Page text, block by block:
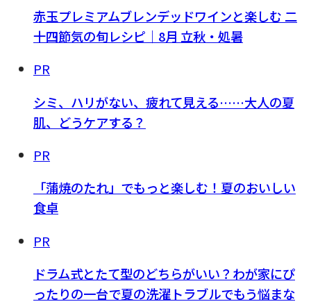
赤玉プレミアムブレンデッドワインと楽しむ 二
十四節気の旬レシピ｜8月 立秋・処暑
PR
シミ、ハリがない、疲れて見える……大人の夏
肌、どうケアする？
PR
「蒲焼のたれ」でもっと楽しむ！夏のおいしい
食卓
PR
ドラム式とたて型のどちらがいい？わが家にぴ
ったりの一台で夏の洗濯トラブルでもう悩まな